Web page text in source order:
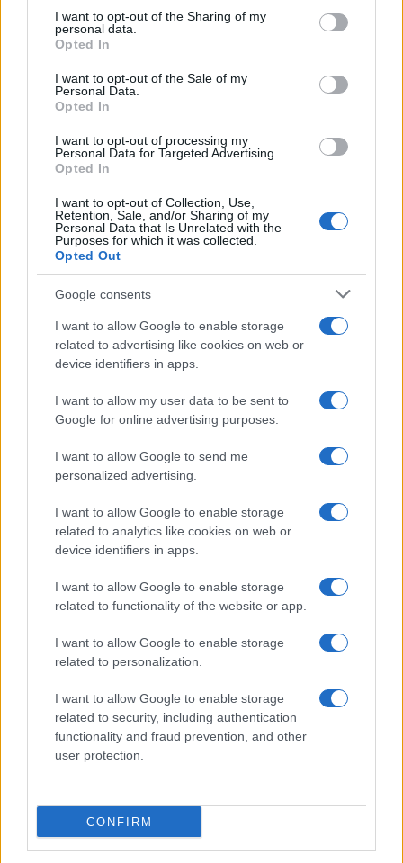
I want to opt-out of the Sharing of my
personal data.
Opted In
I want to opt-out of the Sale of my
Personal Data.
Opted In
I want to opt-out of processing my
Personal Data for Targeted Advertising.
Opted In
I want to opt-out of Collection, Use,
Retention, Sale, and/or Sharing of my
Personal Data that Is Unrelated with the
Purposes for which it was collected.
Opted Out
Google consents
I want to allow Google to enable storage
related to advertising like cookies on web or
device identifiers in apps.
I want to allow my user data to be sent to
Google for online advertising purposes.
I want to allow Google to send me
personalized advertising.
I want to allow Google to enable storage
related to analytics like cookies on web or
device identifiers in apps.
I want to allow Google to enable storage
related to functionality of the website or app.
I want to allow Google to enable storage
related to personalization.
I want to allow Google to enable storage
related to security, including authentication
functionality and fraud prevention, and other
user protection.
CONFIRM
prima, o le destre poi, escano dal dannatoLeuro
facciano unasvalutazione esterna
: risparmiando
A favore del terzo miracolo militano la pietà
umana, il buon senso economico, il
l’interesse americano. Quest’ultimo ultimamente
espresso dal Dipartimento al commercio, quando
accusal’intera
quella stessa
svalutazione interna
, che la sola
Macrone, sin qui, ha mostrato di essere
. Semmai, a
noi persuade lo scenario accennato da
Le Figaro
scrive una nuova Legge finanziaria e velocemente
se la fa bocciare. Più o meno, verso gennaio o
febbraio. Ponendo le condizioni per la
proclamazione dellostato d’emergenza
costituzionalmente, consentirebbe a Macrone di
governaresenzail Parlamento.
Lo Stato costituzionale d’urgenza
d’urgenza, art. 16 della Costituzione della V
Repubblica. Esso, per la parte che ci interessa,
quando … l’esecuzione degli impegni internazionali
sono minacciati in maniera grave ed immediata e il